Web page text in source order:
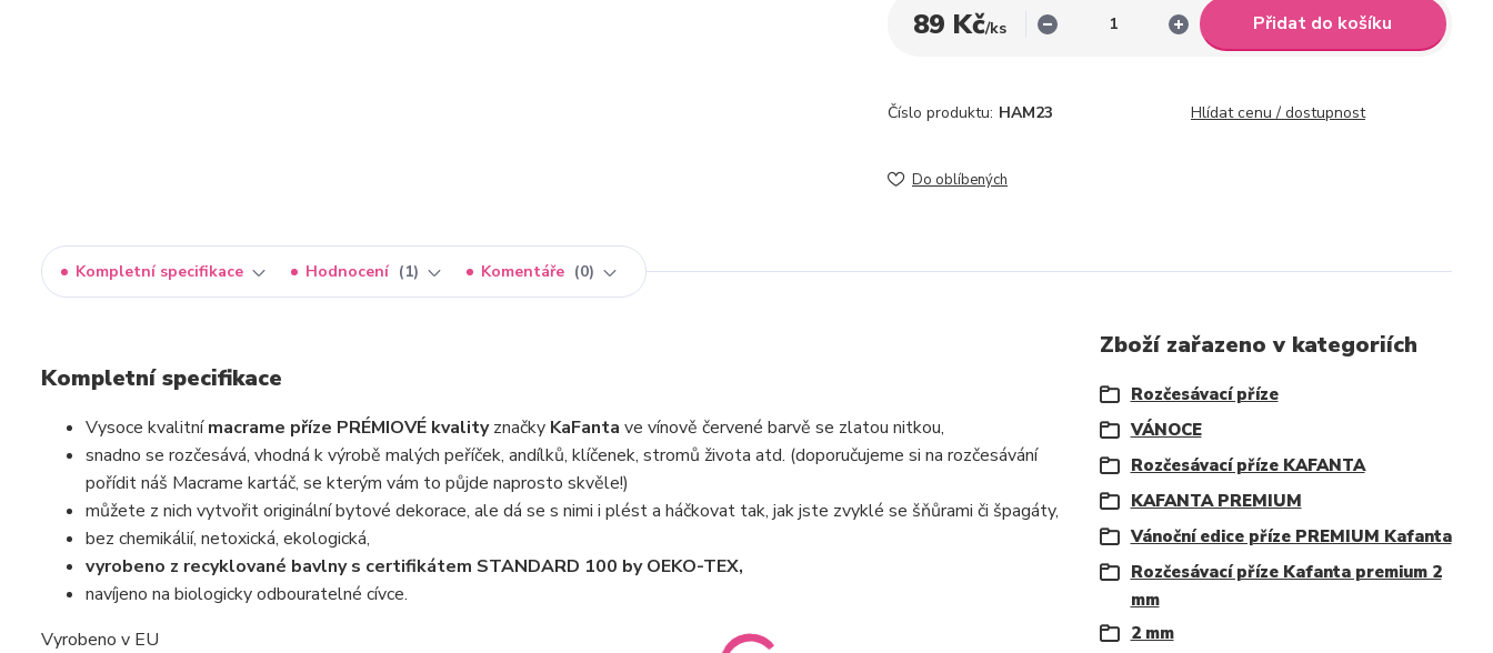
89 Kč/ks Přidat do košíku
Číslo produktu: HAM23 Hlídat cenu / dostupnost
Do oblíbených
Kompletní specifikace Hodnocení 1 Komentáře 0
Kompletní specifikace
Vysoce kvalitnímacrame příze PRÉMIOVÉ kvalityznačky KaFanta ve vínově červené barvě se zlatou nitkou,
snadno se rozčesává, vhodná k výrobě malých peříček, andílků, klíčenek, stromů života atd. (doporučujeme si na rozčesávání
pořídit náš Macrame kartáč, se kterým vám to půjde naprosto skvěle!)
můžete z nich vytvořit originální bytové dekorace, ale dá se s nimi i plést a háčkovat tak, jak jste zvyklé se šňůrami či špagáty,
bez chemikálií, netoxická, ekologická,
vyrobeno z recyklované bavlny s certifikátem STANDARD 100 by OEKO-TEX,
navíjeno na biologicky odbouratelné cívce.
Vyrobeno v EU
Zboží zařazeno v kategoriích
Rozčesávací příze
VÁNOCE
Rozčesávací příze KAFANTA
KAFANTA PREMIUM
Vánoční edice příze PREMIUM Kafanta
Rozčesávací příze Kafanta premium 2
mm
2 mm